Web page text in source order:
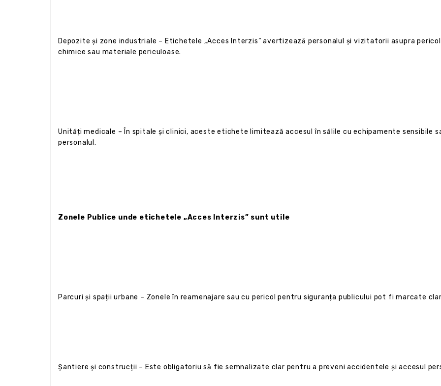
Depozite și zone industriale – Etichetele „Acces Interzis” avertizează personalul și vizitatorii asupra
chimice sau materiale periculoase.
Unități medicale – În spitale și clinici, aceste etichete limitează accesul în sălile cu echipamente sensibile
personalul.
Zonele Publice unde etichetele „Acces Interzis” sunt utile
Parcuri și spații urbane – Zonele în reamenajare sau cu pericol pentru siguranța publicului pot fi marcate
Șantiere și construcții – Este obligatoriu să fie semnalizate clar pentru a preveni accidentele și accesul